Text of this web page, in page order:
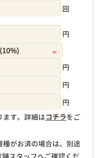
回
円
円
円
円
ます。詳細はコチラをご
がお済の場合は、別途
スタッフへご確認くだ